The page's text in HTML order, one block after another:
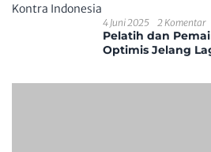
4 Juni 2025 2 Komentar
Pelatih dan
Optimis Jelang